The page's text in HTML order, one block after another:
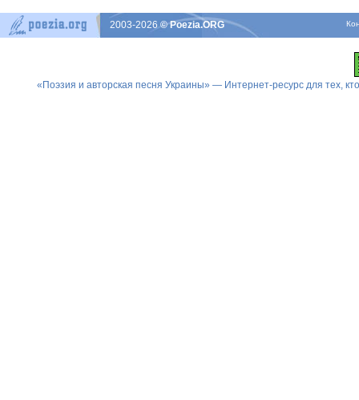
2003-2026© Poezia.ORG
«Поэзия и авторская песня Украины» — Интернет-ресурс для тех,